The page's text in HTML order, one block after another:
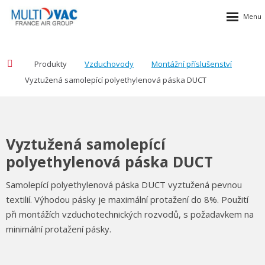
Produkty Vzduchovody
Montážní příslušenství
Vyztužená samolepící polyethylenová páska DUCT
Vyztužená samolepící
polyethylenová páska DUCT
Samolepící polyethylenová páska DUCT vyztužená pevnou
textilií. Výhodou pásky je maximální protažení do 8%. Použití
při montážích vzduchotechnických rozvodů, s požadavkem na
minimální protažení pásky.